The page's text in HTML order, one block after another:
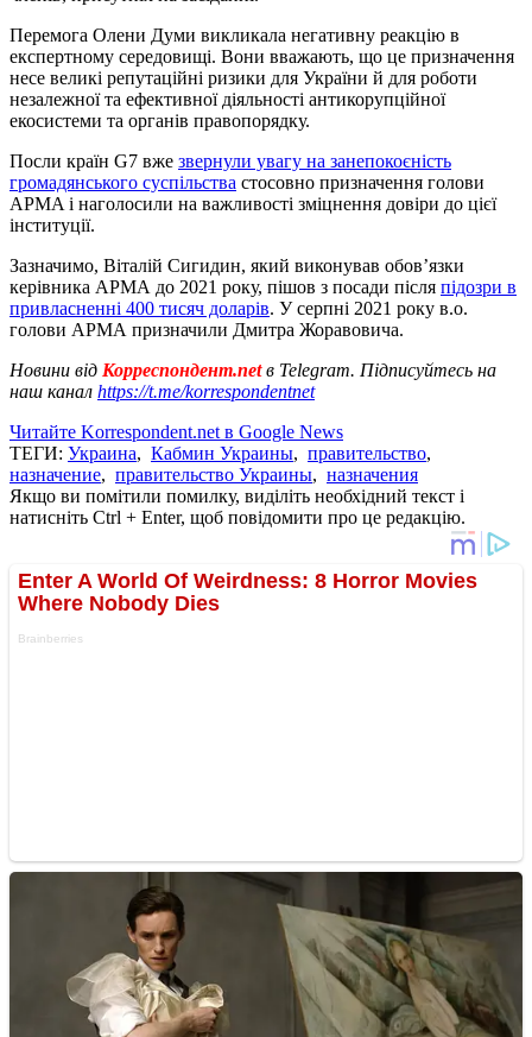
Перемога Олени Думи викликала негативну реакцію в
експертному середовищі. Вони вважають, що це призначення
несе великі репутаційні ризики для України й для роботи
незалежної та ефективної діяльності антикорупційної
екосистеми та органів правопорядку.
Посли країн G7 вже звернули увагу на занепокоєність
громадянського суспільства стосовно призначення голови
AРMA і наголосили на важливості зміцнення довіри до цієї
інституції.
Зазначимо, Віталій Сигидин, який виконував обовʼязки
керівника АРМА до 2021 року, пішов з посади після підозри в
привласненні 400 тисяч доларів. У серпні 2021 року в.о.
голови АРМА призначили Дмитра Жоравовича.
Новини від Корреспондент.netв Telegram. Підписуйтесь на
наш канал https://t.me/korrespondentnet
Читайте Korrespondent.net в Google News
ТЕГИ: Украина, Кабмин Украины, правительство,
назначение, правительство Украины, назначения
Якщо ви помітили помилку, виділіть необхідний текст і
натисніть Ctrl + Enter, щоб повідомити про це редакцію.